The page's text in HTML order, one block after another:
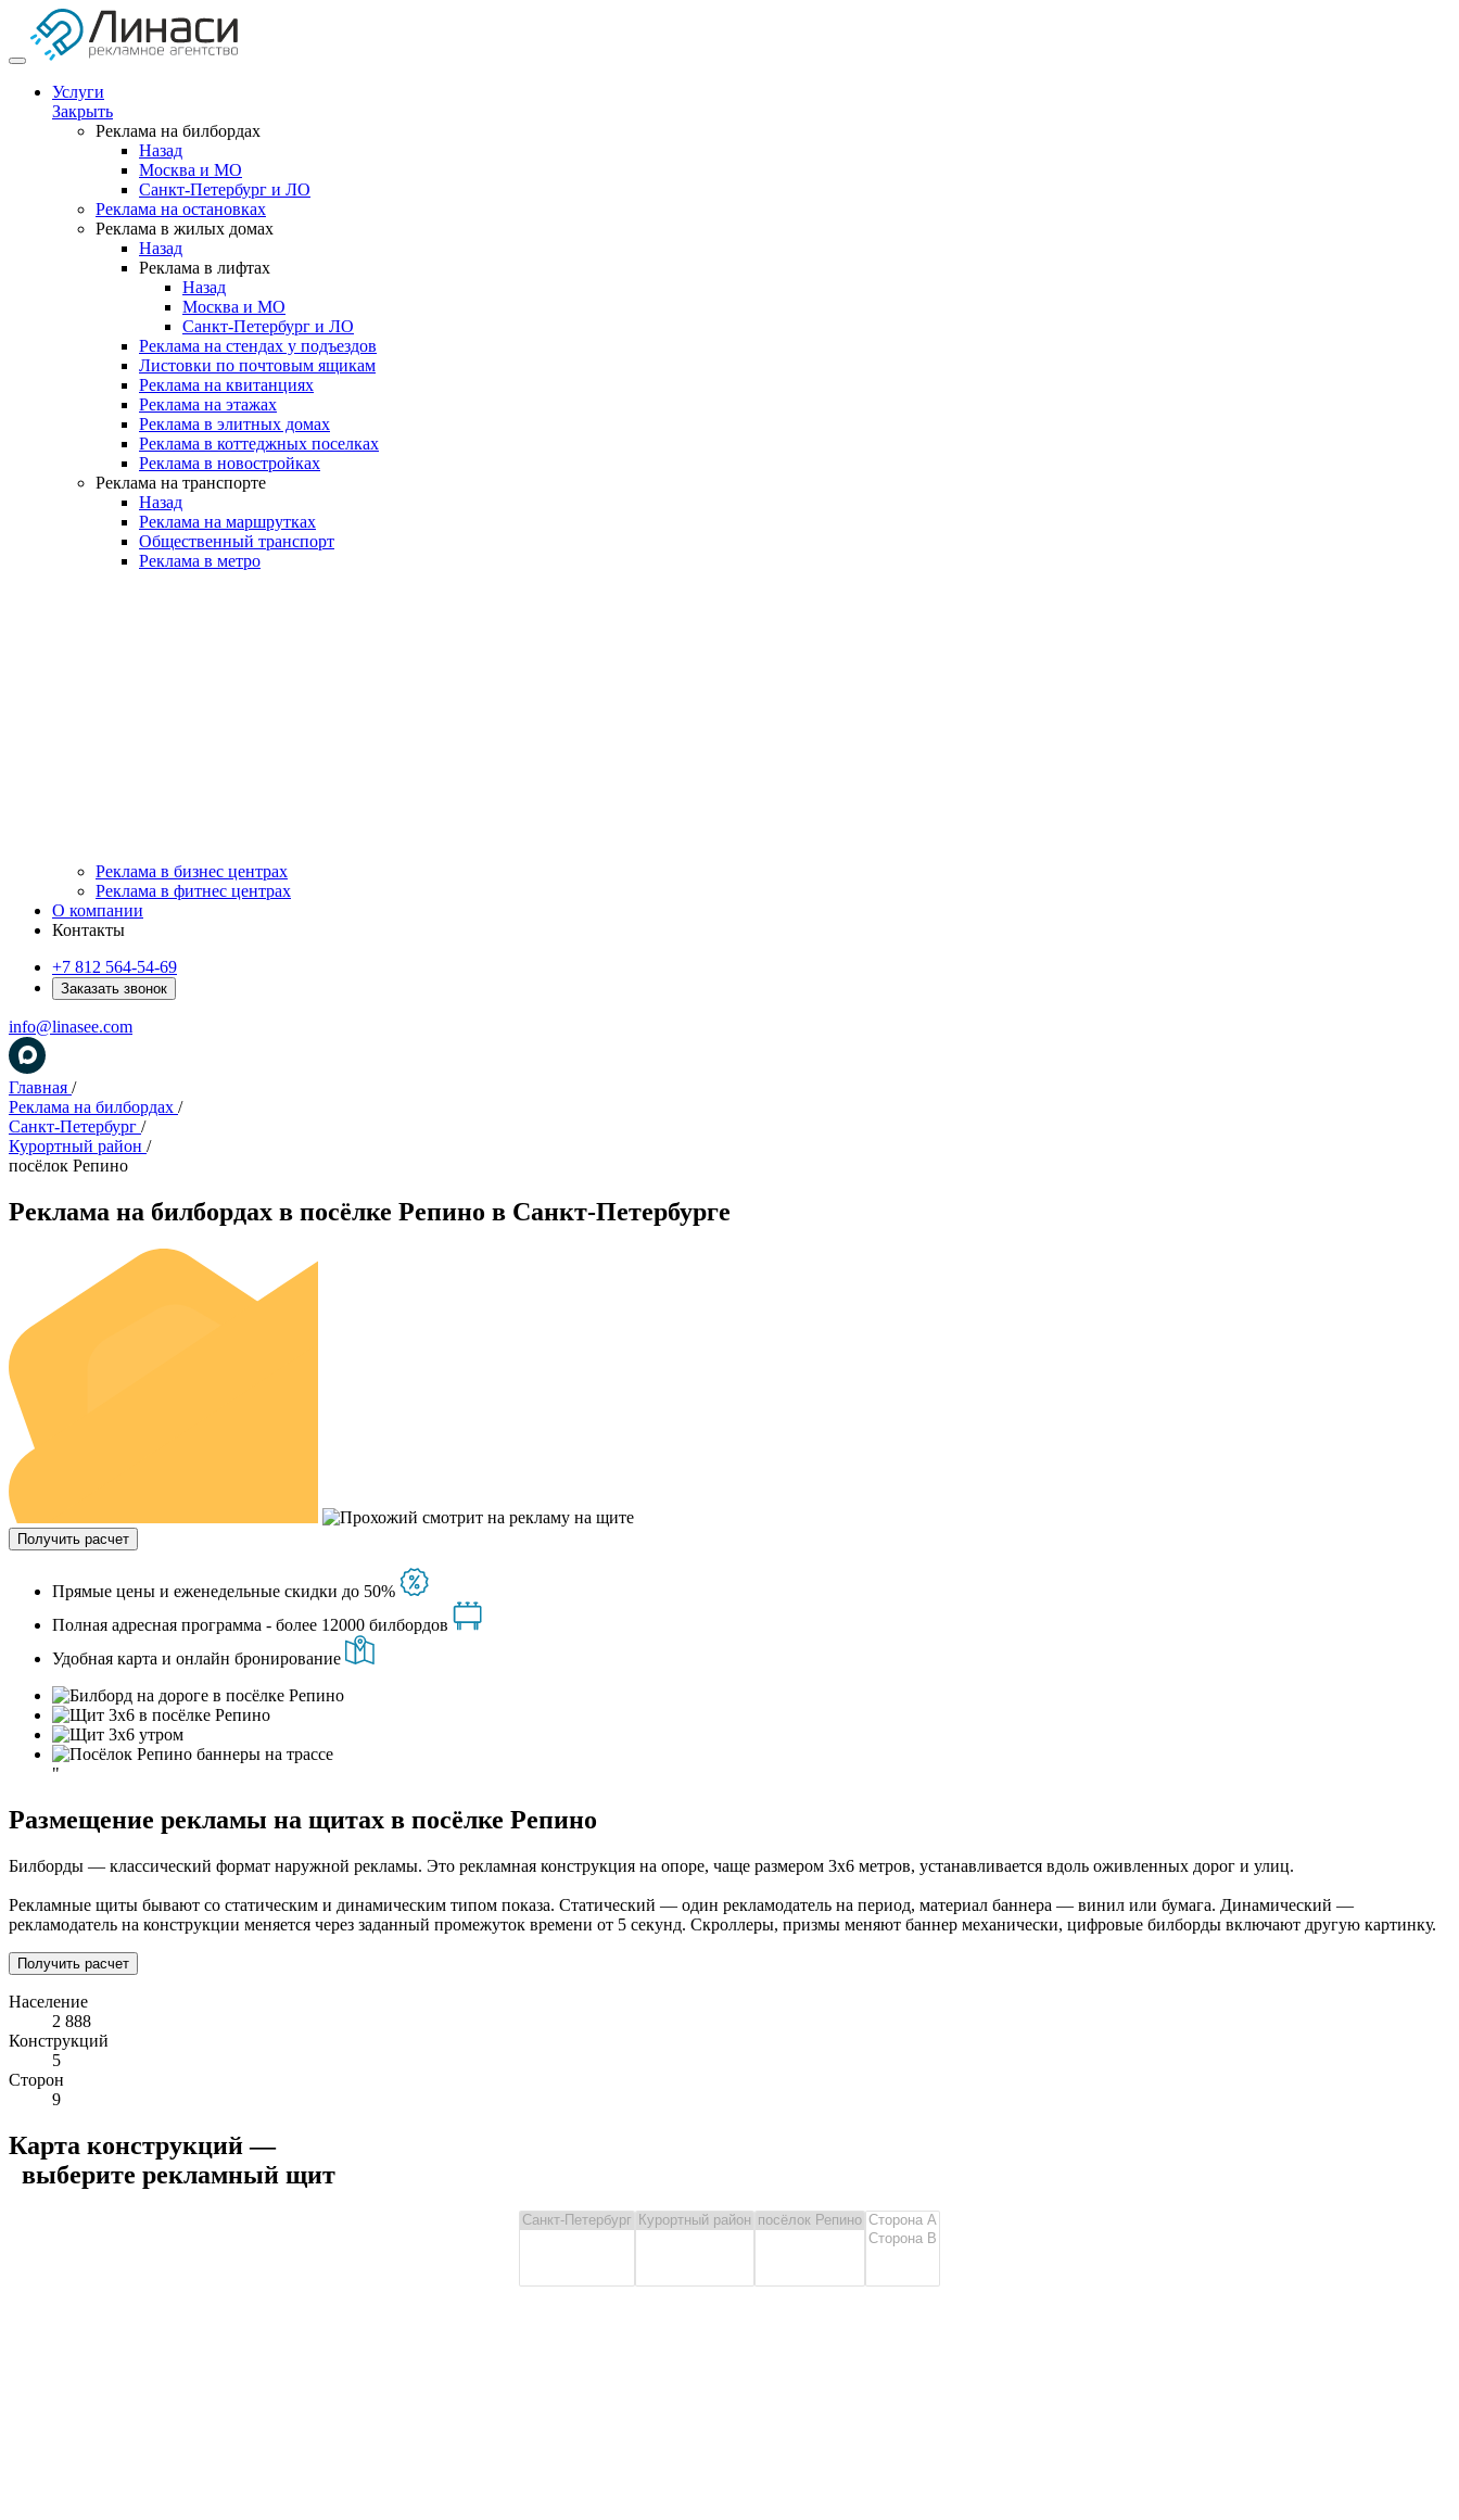
Услуги
Закрыть
Реклама на билбордах
Назад
Москва и МО
Санкт-Петербург и ЛО
Реклама на остановках
Реклама в жилых домах
Назад
Реклама в лифтах
Назад
Москва и МО
Санкт-Петербург и ЛО
Реклама на стендах у подъездов
Листовки по почтовым ящикам
Реклама на квитанциях
Реклама на этажах
Реклама в элитных домах
Реклама в коттеджных поселках
Реклама в новостройках
Реклама на транспорте
Назад
Реклама на маршрутках
Общественный транспорт
Реклама в метро
Реклама в бизнес центрах
Реклама в фитнес центрах
О компании
Контакты
+7 812 564-54-69
Заказать звонок
info@linasee.com
Главная /
Реклама на билбордах /
Санкт-Петербург /
Курортный район /
посёлок Репино
Реклама на билбордах в посёлке Репино в Санкт‑Петербурге
Получить расчет
Прямые цены и еженедельные скидки до 50%
Полная адресная программа - более 12000 билбордов
Удобная карта и онлайн бронирование
"
Размещение рекламы на щитах в посёлке Репино
Билборды — классический формат наружной рекламы. Это рекламная конструкция на опоре, чаще размером 3х6 метров, устанавливается вдоль оживленных дорог и улиц.
Рекламные щиты бывают со статическим и динамическим типом показа. Статический — один рекламодатель на период, материал баннера — винил или бумага. Динамический —
рекламодатель на конструкции меняется через заданный промежуток времени от 5 секунд. Скроллеры, призмы меняют баннер механически, цифровые билборды включают другую картинку.
Получить расчет
Население
2 888
Конструкций
5
Сторон
9
Карта конструкций —
выберите рекламный щит